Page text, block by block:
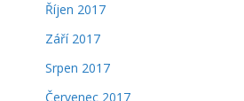
Říjen 2017
Září 2017
Srpen 2017
Červenec 2017